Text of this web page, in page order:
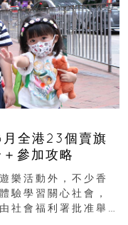
全港23個賣旗
參加攻略
樂活動外，不少香
驗學習關心社會，
社會福利署批准舉